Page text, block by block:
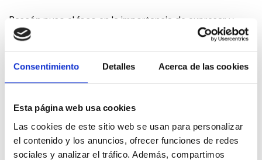
Consentimiento Detalles Acerca de las cookies
Esta página web usa cookies
Las cookies de este sitio web se usan para personalizar
el contenido y los anuncios, ofrecer funciones de redes
sociales y analizar el tráfico. Además, compartimos
Bascón puso el foco en la importancia de expresar y
nombrar el problema. “Antes el bullying no se hablaba, y
lo que no se habla no existe”, afirmó. Reivindicó mayor
educativa concreta. Explicó que la prevención en infantil
puede comenzar por la educación emocional.
Lastra, desde la perspectiva clínica, señaló que el
profesorado tiene un compromiso innegable con la
educación, pero carece de herramientas suficientes
para afrontar situaciones complejas.